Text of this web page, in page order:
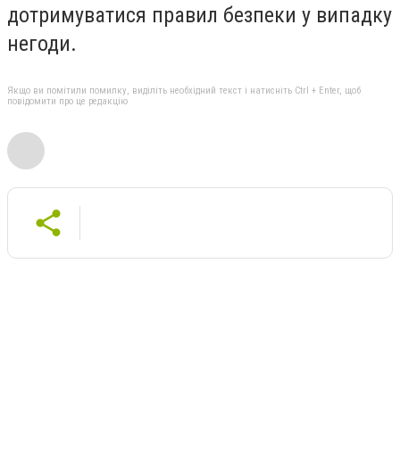
дотримуватися правил безпеки у випадку
негоди.
Якщо ви помітили помилку, виділіть необхідний текст і натисніть Ctrl + Enter, щоб
повідомити про це редакцію